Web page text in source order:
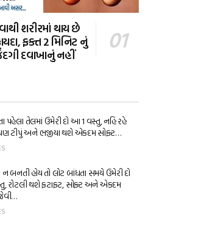
શરીરમાં થાય છે
ફક્ત 2 મિનિટ નું
દવાખાનું નહીં
પહેલા તેલમાં ઉમેરી દો આ 1 વસ્તુ, નહિ રહે
ટીપું અને ભજીયા થશે એકદમ સોફ્ટ…
બનતી હોય તો લોટ બાંધતા સમયે ઉમેરી દો
રોટલી થશે ફટાફટ, સોફ્ટ અને એકદમ